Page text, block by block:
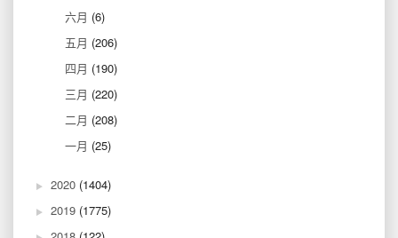
六月 (6)
五月 (206)
四月 (190)
三月 (220)
二月 (208)
一月 (25)
2020 (1404)
2019 (1775)